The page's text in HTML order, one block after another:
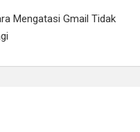
Mengatasi Gmail Tidak